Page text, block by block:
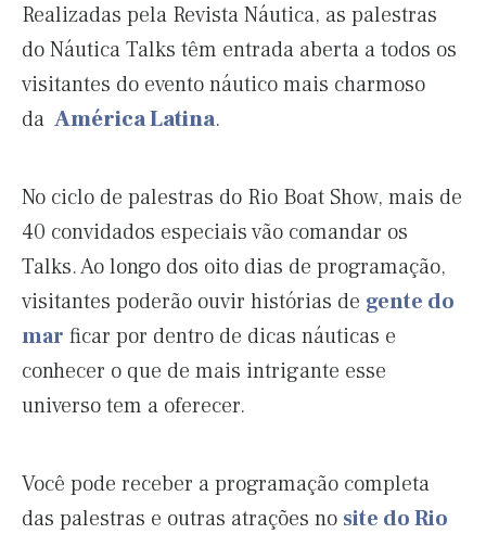
Realizadas pela Revista Náutica, as palestras
do Náutica Talks têm entrada aberta a todos os
visitantes do evento náutico mais charmoso
da América Latina.
No ciclo de palestras do Rio Boat Show, mais de
40 convidados especiais vão comandar os
Talks. Ao longo dos oito dias de programação,
visitantes poderão ouvir histórias de gente do
mar ficar por dentro de dicas náuticas e
conhecer o que de mais intrigante esse
universo tem a oferecer.
Você pode receber a programação completa
das palestras e outras atrações no site do Rio